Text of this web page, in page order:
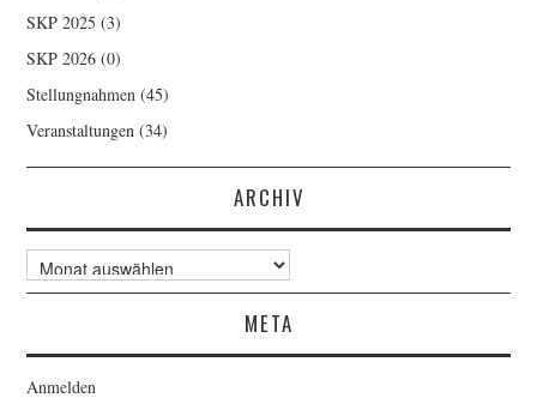
SKP 2025 (3)
SKP 2026 (0)
Stellungnahmen (45)
Veranstaltungen (34)
ARCHIV
Archiv
META
Anmelden